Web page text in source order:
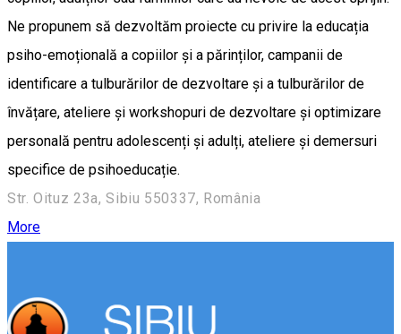
Ne propunem să dezvoltăm proiecte cu privire la educația
psiho-emoțională a copiilor și a părinților, campanii de
identificare a tulburărilor de dezvoltare și a tulburărilor de
învățare, ateliere și workshopuri de dezvoltare și optimizare
personală pentru adolescenți și adulți, ateliere și demersuri
specifice de psihoeducație.
Str. Oituz 23a, Sibiu 550337, România
More